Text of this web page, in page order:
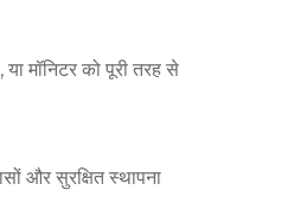
मॉनिटर को पूरी तरह से
और सुरक्षित स्थापना